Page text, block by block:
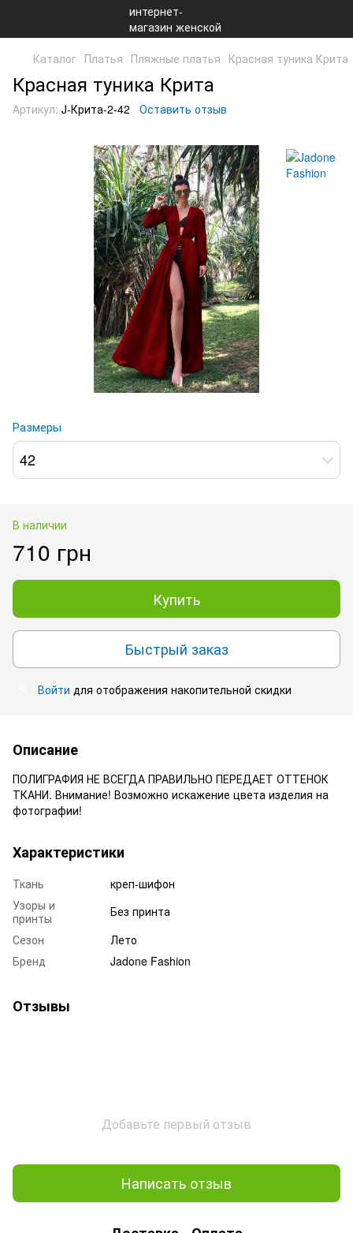
Каталог Платья Пляжные платья Красная туника Крита
Красная туника Крита
Артикул: J-Крита-2-42 Оставить отзыв
Размеры
42
В наличии
710 грн
Купить
Быстрый заказ
Войти для отображения накопительной скидки
Описание
ПОЛИГРАФИЯ НЕ ВСЕГДА ПРАВИЛЬНО ПЕРЕДАЕТ ОТТЕНОК
ТКАНИ. Внимание! Возможно искажение цвета изделия на
фотографии!
Характеристики
Ткань
креп-шифон
Узоры и
принты
Без принта
Сезон
Лето
Бренд
Jadone Fashion
Отзывы
Добавьте первый отзыв
Написать отзыв